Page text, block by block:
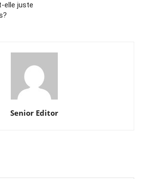
elle juste
Senior Editor